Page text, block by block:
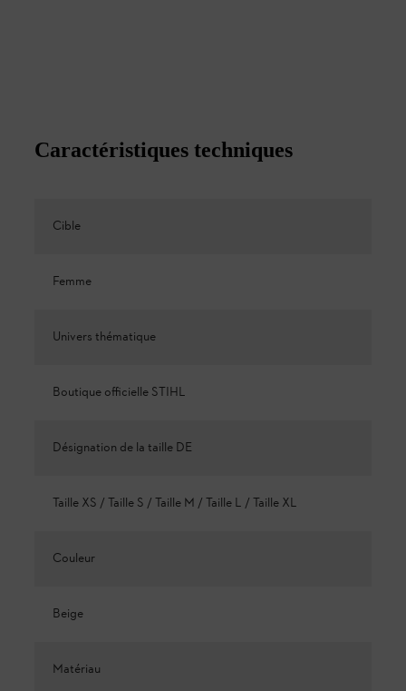
Caractéristiques techniques
Cible
Femme
Univers thématique
Boutique officielle STIHL
Désignation de la taille DE
Taille XS / Taille S / Taille M / Taille L / Taille XL
Couleur
Beige
Matériau